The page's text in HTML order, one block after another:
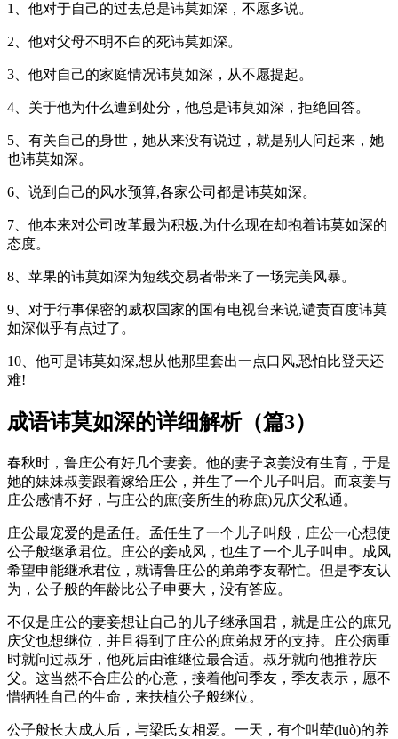
1、他对于自己的过去总是讳莫如深，不愿多说。
2、他对父母不明不白的死讳莫如深。
3、他对自己的家庭情况讳莫如深，从不愿提起。
4、关于他为什么遭到处分，他总是讳莫如深，拒绝回答。
5、有关自己的身世，她从来没有说过，就是别人问起来，她
也讳莫如深。
6、说到自己的风水预算,各家公司都是讳莫如深。
7、他本来对公司改革最为积极,为什么现在却抱着讳莫如深的
态度。
8、苹果的讳莫如深为短线交易者带来了一场完美风暴。
9、对于行事保密的威权国家的国有电视台来说,谴责百度讳莫
如深似乎有点过了。
10、他可是讳莫如深,想从他那里套出一点口风,恐怕比登天还
难!
成语讳莫如深的详细解析（篇3）
春秋时，鲁庄公有好几个妻妾。他的妻子哀姜没有生育，于是
她的妹妹叔姜跟着嫁给庄公，并生了一个儿子叫启。而哀姜与
庄公感情不好，与庄公的庶(妾所生的称庶)兄庆父私通。
庄公最宠爱的是孟任。孟任生了一个儿子叫般，庄公一心想使
公子般继承君位。庄公的妾成风，也生了一个儿子叫申。成风
希望申能继承君位，就请鲁庄公的弟弟季友帮忙。但是季友认
为，公子般的年龄比公子申要大，没有答应。
不仅是庄公的妻妾想让自己的儿子继承国君，就是庄公的庶兄
庆父也想继位，并且得到了庄公的庶弟叔牙的支持。庄公病重
时就问过叔牙，他死后由谁继位最合适。叔牙就向他推荐庆
父。这当然不合庄公的心意，接着他问季友，季友表示，愿不
惜牺牲自己的生命，来扶植公子般继位。
公子般长大成人后，与梁氏女相爱。一天，有个叫荦(luò)的养